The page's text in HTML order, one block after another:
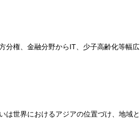
分権、金融分野からIT、少子高齢化等幅広
は世界におけるアジアの位置づけ、地域と